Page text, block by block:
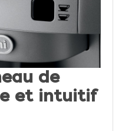
de
et intuitif